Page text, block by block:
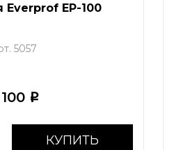
EP-100
5057
i
КУПИТЬ